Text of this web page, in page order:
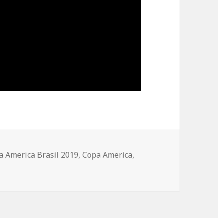
America Brasil 2019,Copa America,
„Conmebol Copa America Brasil 2019“